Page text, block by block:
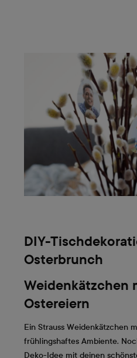
DIY-
Osterbrunch
Weidenkätzchen
Ostereiern
Ein Strauss Weidenkätzchen
frühlingshaftes Ambiente.
Deko-Idee mit deinen